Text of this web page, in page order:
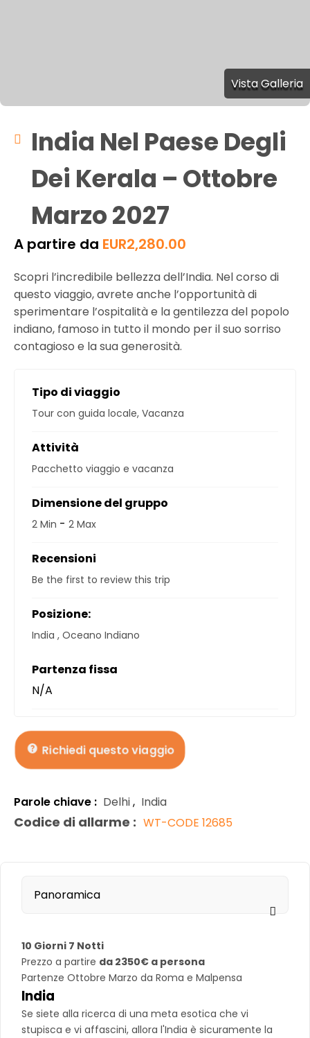
Vista Galleria
India Nel Paese Degli
Dei Kerala – Ottobre
Marzo 2027
A partire da EUR2,280.00
Scopri l’incredibile bellezza dell’India. Nel corso di
questo viaggio, avrete anche l’opportunità di
sperimentare l’ospitalità e la gentilezza del popolo
indiano, famoso in tutto il mondo per il suo sorriso
contagioso e la sua generosità.
Tipo di viaggio
Tour con guida locale, Vacanza
Attività
Pacchetto viaggio e vacanza
Dimensione del gruppo
2 Min - 2 Max
Recensioni
Be the first to review this trip
Posizione:
India , Oceano Indiano
Partenza fissa
N/A
Richiedi questo viaggio
Parole chiave : Delhi, India
Codice di allarme : WT-CODE 12685
Panoramica
10 Giorni 7 Notti
Prezzo a partire da 2350€ a persona
Partenze Ottobre Marzo da Roma e Malpensa
India
Se siete alla ricerca di una meta esotica che vi
stupisca e vi affascini, allora l'India è sicuramente la